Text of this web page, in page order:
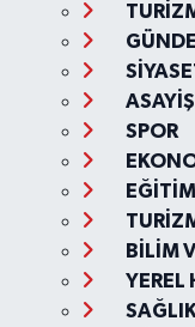
ASAYİŞ
SPOR
EĞİTİM
BİLİM
YEREL